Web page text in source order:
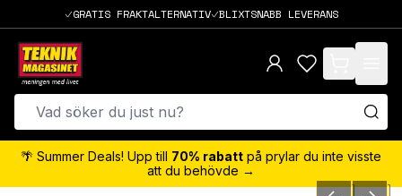
GRATIS FRAKTALTERNATIV BLIXTSNABB LEVERANS
items in cart,
🌴 Summer Deals! Upp till 70% rabatt på prylar du inte visste
att du behövde →